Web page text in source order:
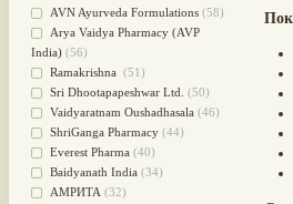
Для здоровья печени(41)
Для тела(39)
для очищения крови
При диабете (38)
Антиоксидант(37)
Для Капха(Кафа) доши(37)
От паразитов(37)
При расстройстве желудка
Успокоительное(36)
Для глаз(34)
AVN Ayurveda Formulations (58)
Arya Vaidya Pharmacy (AVP
India) (56)
Ramakrishna (51)
Sri Dhootapapeshwar Ltd. (50)
Vaidyaratnam Oushadhasala (46)
ShriGanga Pharmacy (44)
Everest Pharma (40)
Baidyanath India (34)
АМРИТА (32)